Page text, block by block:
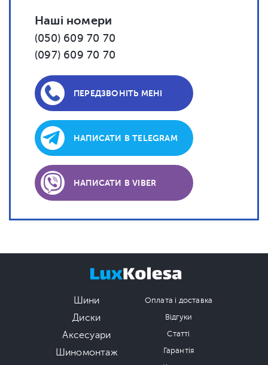
Наші номери
(050) 609 70 70
(097) 609 70 70
ПЕРЕДЗВОНІТЬ МЕНІ
НАПИСАТИ В TELEGRAM
НАПИСАТИ В VIBER
Шини
Диски
Аксесуари
Шиномонтаж
Оплата і доставка
Відгуки
Статті
Гарантія